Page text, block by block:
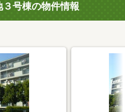
号棟の物件情報